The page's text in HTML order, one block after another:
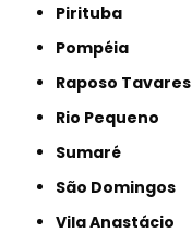
Pirituba
Pompéia
Raposo Tavares
Rio Pequeno
Sumaré
São Domingos
Vila Anastácio